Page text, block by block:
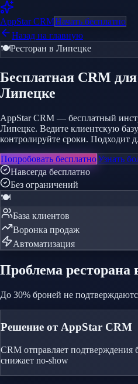
AppStarCRMНачать бесплатно
Назад на главную
🍽️Ресторан в Липецке
Бесплатная CRM
Липецке
AppStar CRM — бесплатный
Липецке. Ведите клиентскую базу,
контролируйте сроки. Подходит
Попробовать бесплатноУзнать
Навсегда бесплатно
Без ограничений
🍽️
База клиентов
Воронка продаж
Автоматизация
Проблема ресторана
До 30% броней не
Решение от AppStar CRM
CRM отправляет
снижает no-show